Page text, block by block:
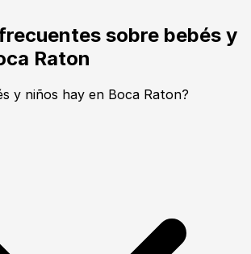
sobre bebés y
Raton
y niños hay en Boca Raton?